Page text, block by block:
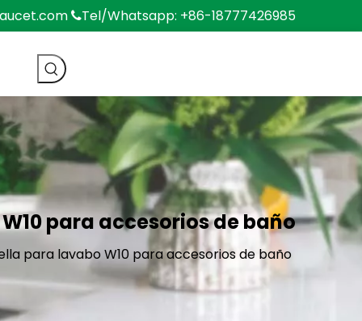
Tel/Whatsapp: +86-18777426985
para accesorios de baño
para lavabo W10 para accesorios de baño